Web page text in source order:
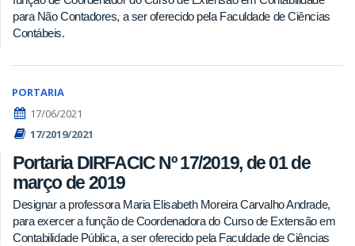
para Não Contadores, a ser oferecido pela Faculdade de Ciências
Contábeis.
PORTARIA
17/06/2021
17/2019/2021
Portaria DIRFACIC Nº 17/2019, de 01 de
março de 2019
Designar a professora Maria Elisabeth Moreira Carvalho Andrade,
para exercer a função de Coordenadora do Curso de Extensão em
Contabilidade Pública, a ser oferecido pela Faculdade de Ciências